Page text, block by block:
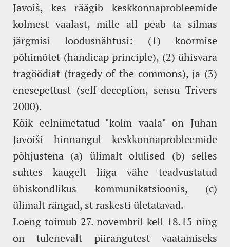
Javoiš, kes räägib keskkonnaprobleemide
kolmest vaalast, mille all peab ta silmas
järgmisi loodusnähtusi: (1) koormise
põhimõtet (handicap principle), (2) ühisvara
tragöödiat (tragedy of the commons), ja (3)
enesepettust (self-deception, sensu Trivers
2000).
Kõik eelnimetatud "kolm vaala" on Juhan
Javoiši hinnangul keskkonnaprobleemide
põhjustena (a) ülimalt olulised (b) selles
suhtes kaugelt liiga vähe teadvustatud
ühiskondlikus kommunikatsioonis, (c)
ülimalt rängad, st raskesti ületatavad.
Loeng toimub 27. novembril kell 18.15 ning
on tulenevalt piirangutest vaatamiseks